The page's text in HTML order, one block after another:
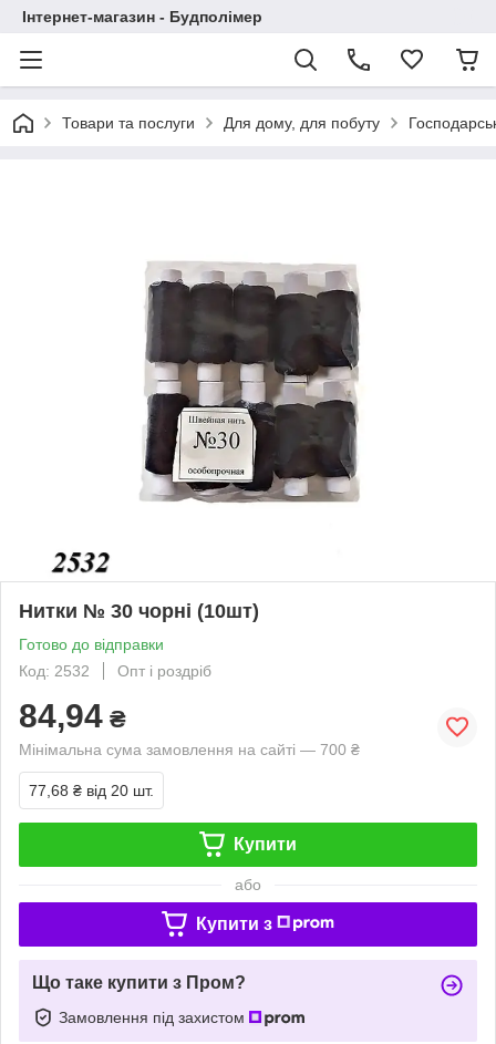
Інтернет-магазин - Будполімер
Товари та послуги Для дому, для побуту
Нитки № 30 чорні (10шт)
Готово до відправки
Код: 2532
Опт і роздріб
84,94 ₴
Мінімальна сума замовлення на сайті — 700 ₴
77,68 ₴ від 20 шт.
Купити
або
Купити з
Що таке купити з Пром?
Замовлення під захистом